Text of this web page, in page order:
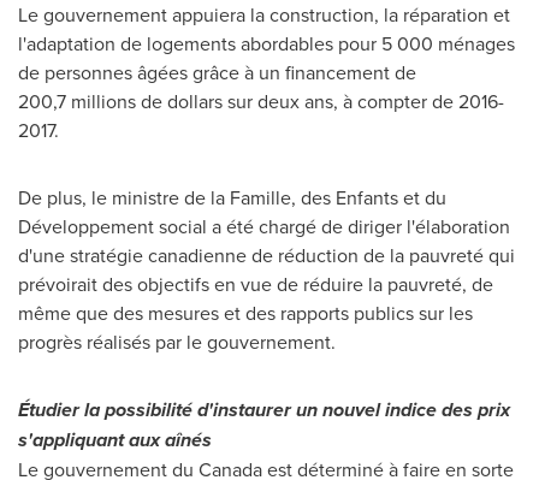
Le gouvernement appuiera la construction, la réparation et
l'adaptation de logements abordables pour 5 000 ménages
de personnes âgées grâce à un financement de
200,7 millions de dollars sur deux ans, à compter de 2016-
2017.
De plus, le ministre de la Famille, des Enfants et du
Développement social a été chargé de diriger l'élaboration
d'une stratégie canadienne de réduction de la pauvreté qui
prévoirait des objectifs en vue de réduire la pauvreté, de
même que des mesures et des rapports publics sur les
progrès réalisés par le gouvernement.
Étudier la possibilité d'instaurer un nouvel indice des prix
s'appliquant aux aînés
Le gouvernement du Canadaest déterminé à faire en sorte